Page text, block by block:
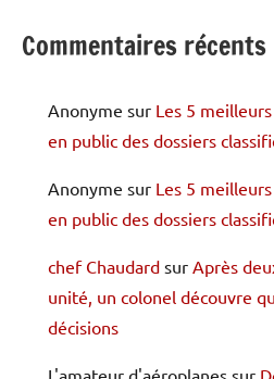
Commentaires récents
Anonyme sur Les 5
en public des dossiers
Anonyme sur Les 5
en public des dossiers
chef Chaudard sur Après
unité, un colonel découvre
décisions
L'amateur d'aéroplanes sur